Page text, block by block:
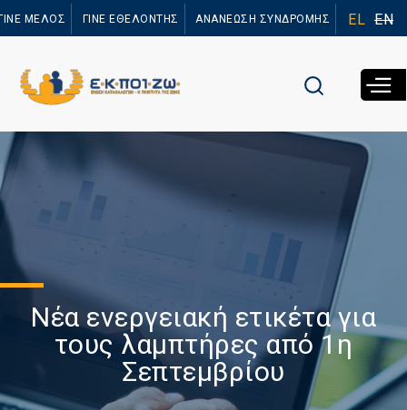
προς το
ΜΕΛΟΣ ΓΙΝΕ ΕΘΕΛΟΝΤΗΣ ΑΝΑΝΕΩΣΗ ΣΥΝΔΡΟΜΗΣ EL EN
Νέα ενεργειακή ετικέτα για
τους λαμπτήρες από 1η
Σεπτεμβρίου